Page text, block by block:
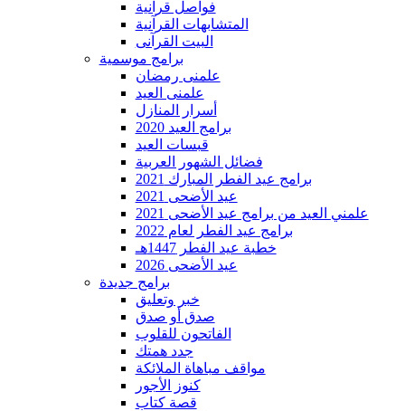
فواصل قرآنية
المتشابهات القرآنية
البيت القرآنى
برامج موسمية
علمنى رمضان
علمنى العيد
أسرار المنازل
برامج العيد 2020
قبسات العيد
فضائل الشهور العربية
برامج عيد الفطر المبارك 2021
عيد الأضحى 2021
علمني العيد من برامج عيد الأضحى 2021
برامج عيد الفطر لعام 2022
خطبة عيد الفطر 1447هـ
عيد الأضحى 2026
برامج جديدة
خبر وتعليق
صدق أو صدق
الفاتحون للقلوب
جدد همتك
مواقف مباهاة الملائكة
كنوز الأجور
قصة كتاب